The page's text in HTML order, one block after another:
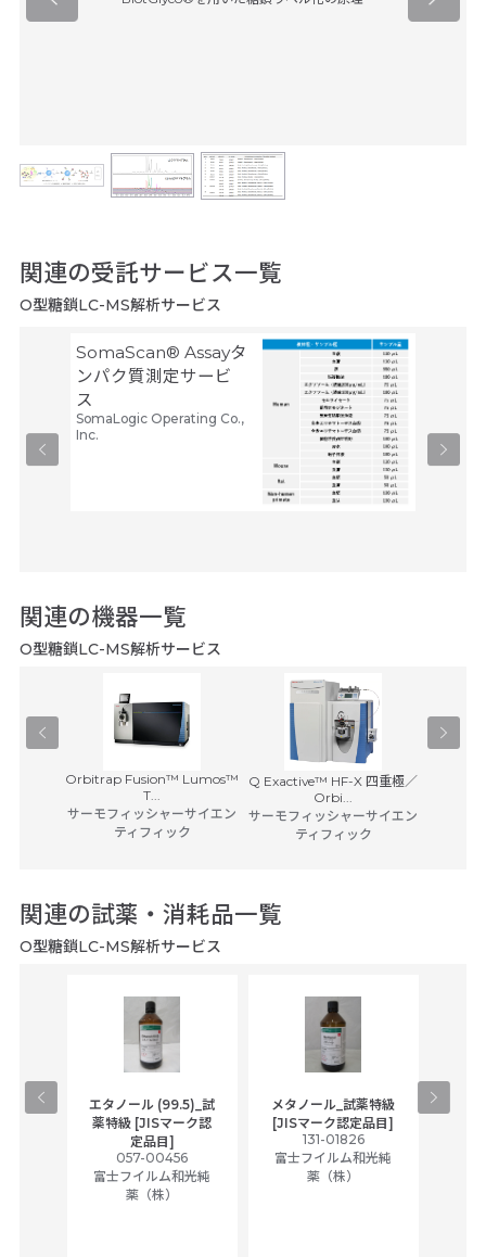
関連の受託サービス一覧
O型糖鎖LC-MS解析サービス
SomaScan® Assayタ
ンパク質測定サービ
ス
SomaLogic Operating Co.,
Inc.
関連の機器一覧
O型糖鎖LC-MS解析サービス
Orbitrap Fusion™ Lumos™
T...
サーモフィッシャーサイエン
ティフィック
Q Exactive™ HF-X 四重極／
Orbi...
サーモフィッシャーサイエン
ティフィック
関連の試薬・消耗品一覧
O型糖鎖LC-MS解析サービス
エタノール (99.5)_試
薬特級 [JISマーク認
定品目]
057-00456
富士フイルム和光純
薬（株）
メタノール_試薬特級
[JISマーク認定品目]
131-01826
富士フイルム和光純
薬（株）